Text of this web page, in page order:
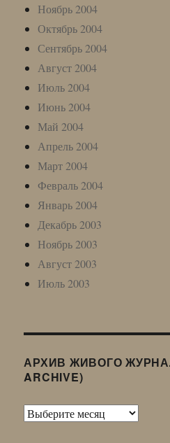
Ноябрь 2004
Октябрь 2004
Сентябрь 2004
Август 2004
Июль 2004
Июнь 2004
Май 2004
Апрель 2004
Март 2004
Февраль 2004
Январь 2004
Декабрь 2003
Ноябрь 2003
Август 2003
Июль 2003
АРХИВ ЖИВОГО
ARCHIVE)
Архив